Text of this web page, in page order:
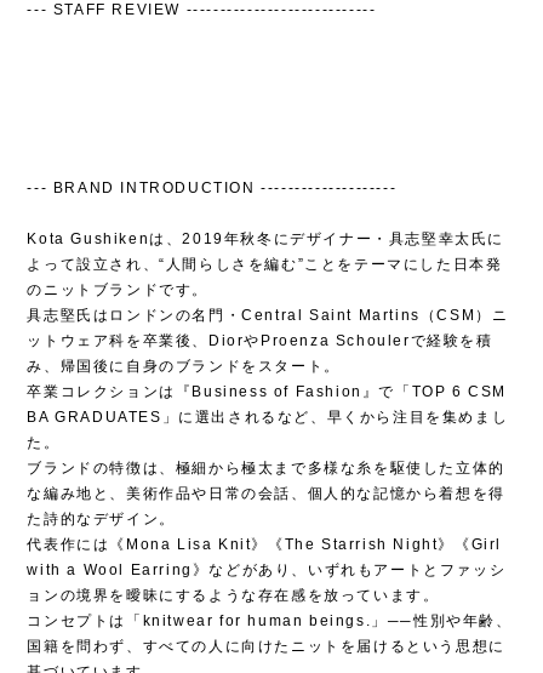
--- STAFF REVIEW ----------------------------
--- BRAND INTRODUCTION --------------------
Kota Gushikenは、2019年秋冬にデザイナー・具志堅幸太氏に
よって設立され、“人間らしさを編む”ことをテーマにした日本発
のニットブランドです。
具志堅氏はロンドンの名門・Central Saint Martins（CSM）ニ
ットウェア科を卒業後、DiorやProenza Schoulerで経験を積
み、帰国後に自身のブランドをスタート。
卒業コレクションは『Business of Fashion』で「TOP 6 CSM
BA GRADUATES」に選出されるなど、早くから注目を集めまし
た。
ブランドの特徴は、極細から極太まで多様な糸を駆使した立体的
な編み地と、美術作品や日常の会話、個人的な記憶から着想を得
た詩的なデザイン。
代表作には《Mona Lisa Knit》《The Starrish Night》《Girl
with a Wool Earring》などがあり、いずれもアートとファッシ
ョンの境界を曖昧にするような存在感を放っています。
コンセプトは「knitwear for human beings.」──性別や年齢、
国籍を問わず、すべての人に向けたニットを届けるという思想に